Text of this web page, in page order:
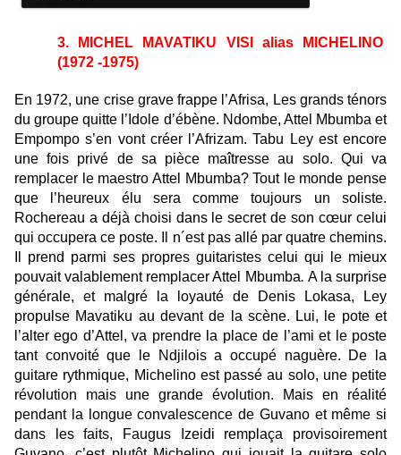
3. MICHEL MAVATIKU VISI alias MICHELINO
(1972 -1975)
En 1972, une crise grave frappe l’Afrisa, Les grands ténors
du groupe quitte l’Idole d’ébène. Ndombe, Attel Mbumba et
Empompo s’en vont créer l’Afrizam. Tabu Ley est encore
une fois privé de sa pièce maîtresse au solo. Qui va
remplacer le maestro Attel Mbumba? Tout le monde pense
que l’heureux élu sera comme toujours un soliste.
Rochereau a déjà choisi dans le secret de son cœur celui
qui occupera ce poste. Il n´est pas allé par quatre chemins.
Il prend parmi ses propres guitaristes celui qui le mieux
pouvait valablement remplacer Attel Mbumba. A la surprise
générale, et malgré la loyauté de Denis Lokasa, Ley
propulse Mavatiku au devant de la scène. Lui, le pote et
l’alter ego d’Attel, va prendre la place de l’ami et le poste
tant convoité que le Ndjilois a occupé naguère. De la
guitare rythmique, Michelino est passé au solo, une petite
révolution mais une grande évolution. Mais en réalité
pendant la longue convalescence de Guvano et même si
dans les faits, Faugus Izeidi remplaça provisoirement